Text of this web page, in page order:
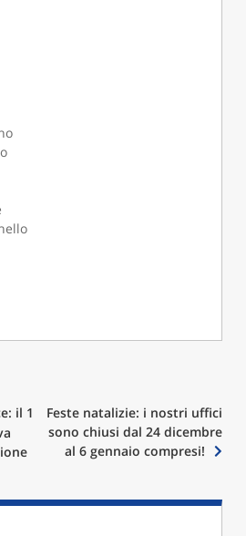
il 1
Feste natalizie: i nostri uffici
sono chiusi dal 24 dicembre
al 6 gennaio compresi!